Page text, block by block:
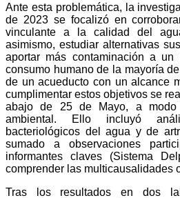
Ante esta problemática, la
de 2023 se focalizó en
vinculante a la calidad del
asimismo, estudiar alternativas
aportar más contaminación a
consumo humano de la mayoría
de un acueducto con un alcance
cumplimentar estos objetivos se
abajo de 25 de Mayo, a
ambiental. Ello incluyó
bacteriológicos del agua y de
sumado a observaciones
informantes claves (Sistema
comprender las multicausalidades
Tras los resultados en dos